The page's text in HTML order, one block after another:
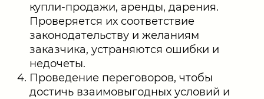
купли-продажи, аренды, дарения.
Проверяется их соответствие
законодательству и желаниям
заказчика, устраняются ошибки и
недочеты.
Проведение переговоров, чтобы
достичь взаимовыгодных условий и